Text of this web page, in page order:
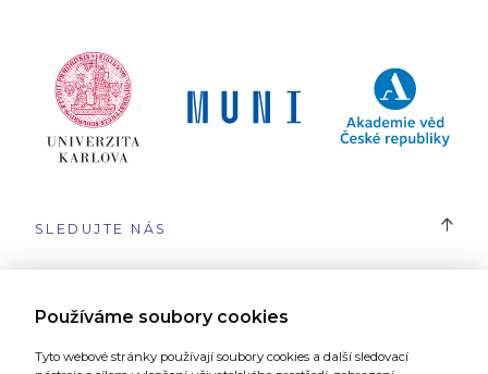
Používáme soubory cookies
Tyto webové stránky používají soubory cookies a další sledovací
SLEDUJTE NÁS
#SYRI